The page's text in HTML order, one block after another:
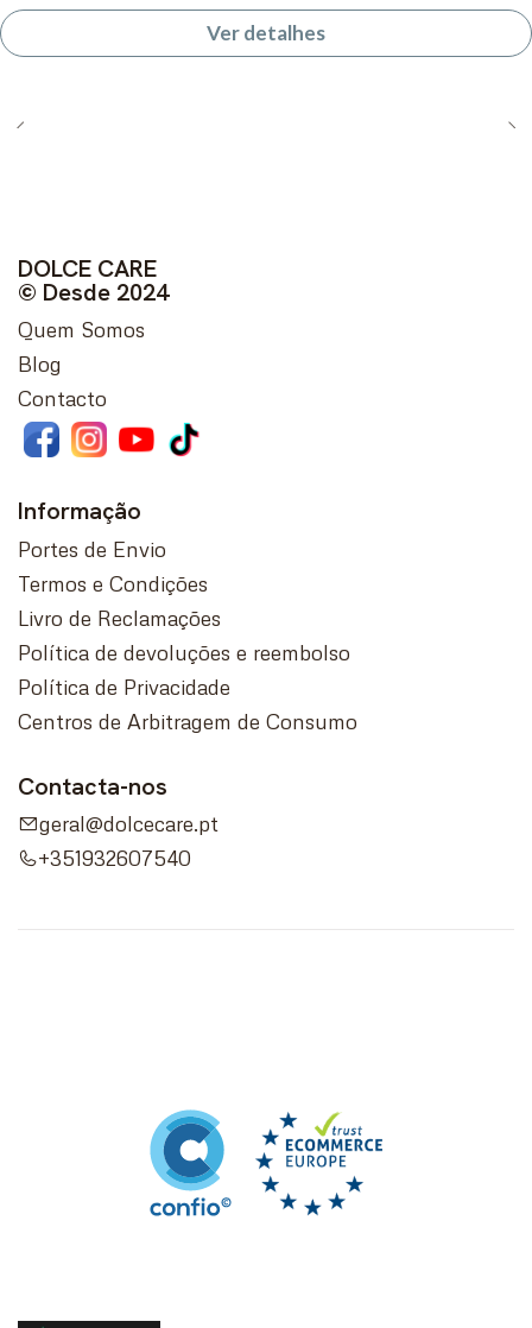
Ver detalhes
DOLCE CARE
© Desde 2024
Quem Somos
Blog
Contacto
Informação
Portes de Envio
Termos e Condições
Livro de Reclamações
Política de devoluções e reembolso
Política de Privacidade
Centros de Arbitragem de Consumo
Contacta-nos
geral@dolcecare.pt
+351932607540